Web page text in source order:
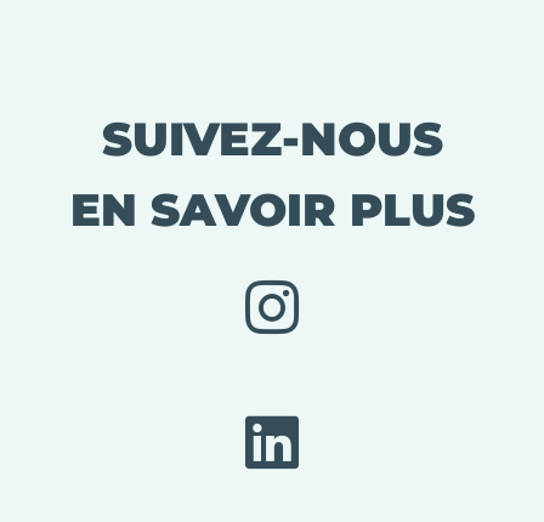
SUIVEZ-NOUS
EN SAVOIR PLUS